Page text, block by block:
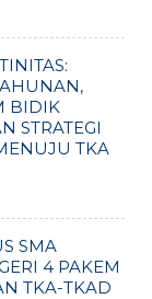
BIDIK
STRATEGI
TKA
SMA
4 PAKEM
TKA-TKAD